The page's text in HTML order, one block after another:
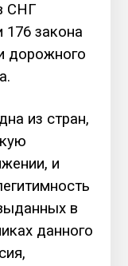
СНГ
176 закона
дорожного
из стран,
и
в
данного